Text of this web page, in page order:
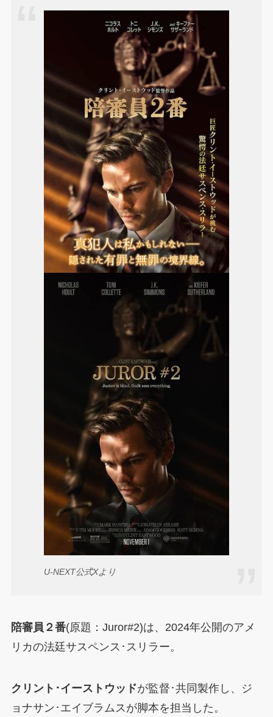
U-NEXT公式Xより
陪審員２番(原題：Juror#2)は、2024年公開のアメ
リカの法廷サスペンス･スリラー。
クリント･イーストウッドが監督･共同製作し、ジ
ョナサン･エイブラムスが脚本を担当した。